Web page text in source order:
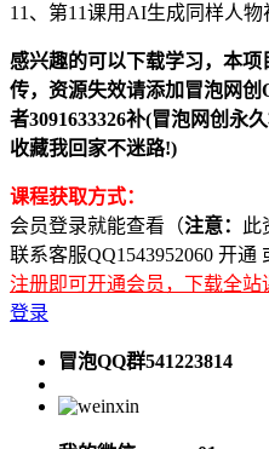
11、第11课用AI生成同样人物
感兴趣的可以下载学习，本
传，资源失效请添加冒泡网创
者3091633326补(冒泡网创永
收藏我回家不迷路!)
课程获取方式：
会员登录就能查看（注意：
此
联系客服QQ1543952060 开通
注册即可开通会员，下载全站
登录
冒泡QQ群541223814